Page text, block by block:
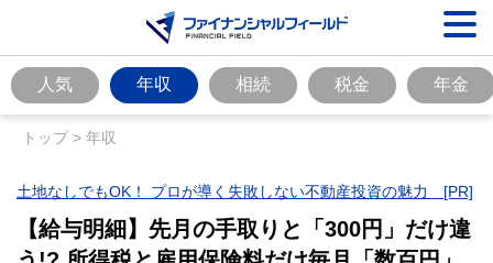
人気 年収 相続 税金 年金
トップ> 年収
土地なしでもOK！ プロが導く失敗しない不動産投資の魅力 [PR]
【給与明細】先月の手取りと「300円」だけ違